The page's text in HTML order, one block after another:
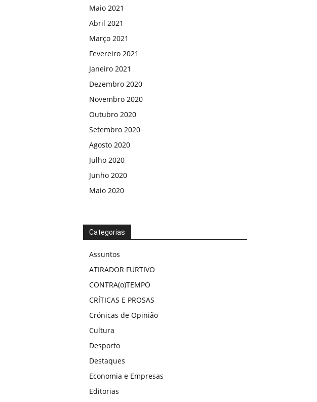
Maio 2021
Abril 2021
Março 2021
Fevereiro 2021
Janeiro 2021
Dezembro 2020
Novembro 2020
Outubro 2020
Setembro 2020
Agosto 2020
Julho 2020
Junho 2020
Maio 2020
Categorias
Assuntos
ATIRADOR FURTIVO
CONTRA(o)TEMPO
CRÍTICAS E PROSAS
Crónicas de Opinião
Cultura
Desporto
Destaques
Economia e Empresas
Editorias